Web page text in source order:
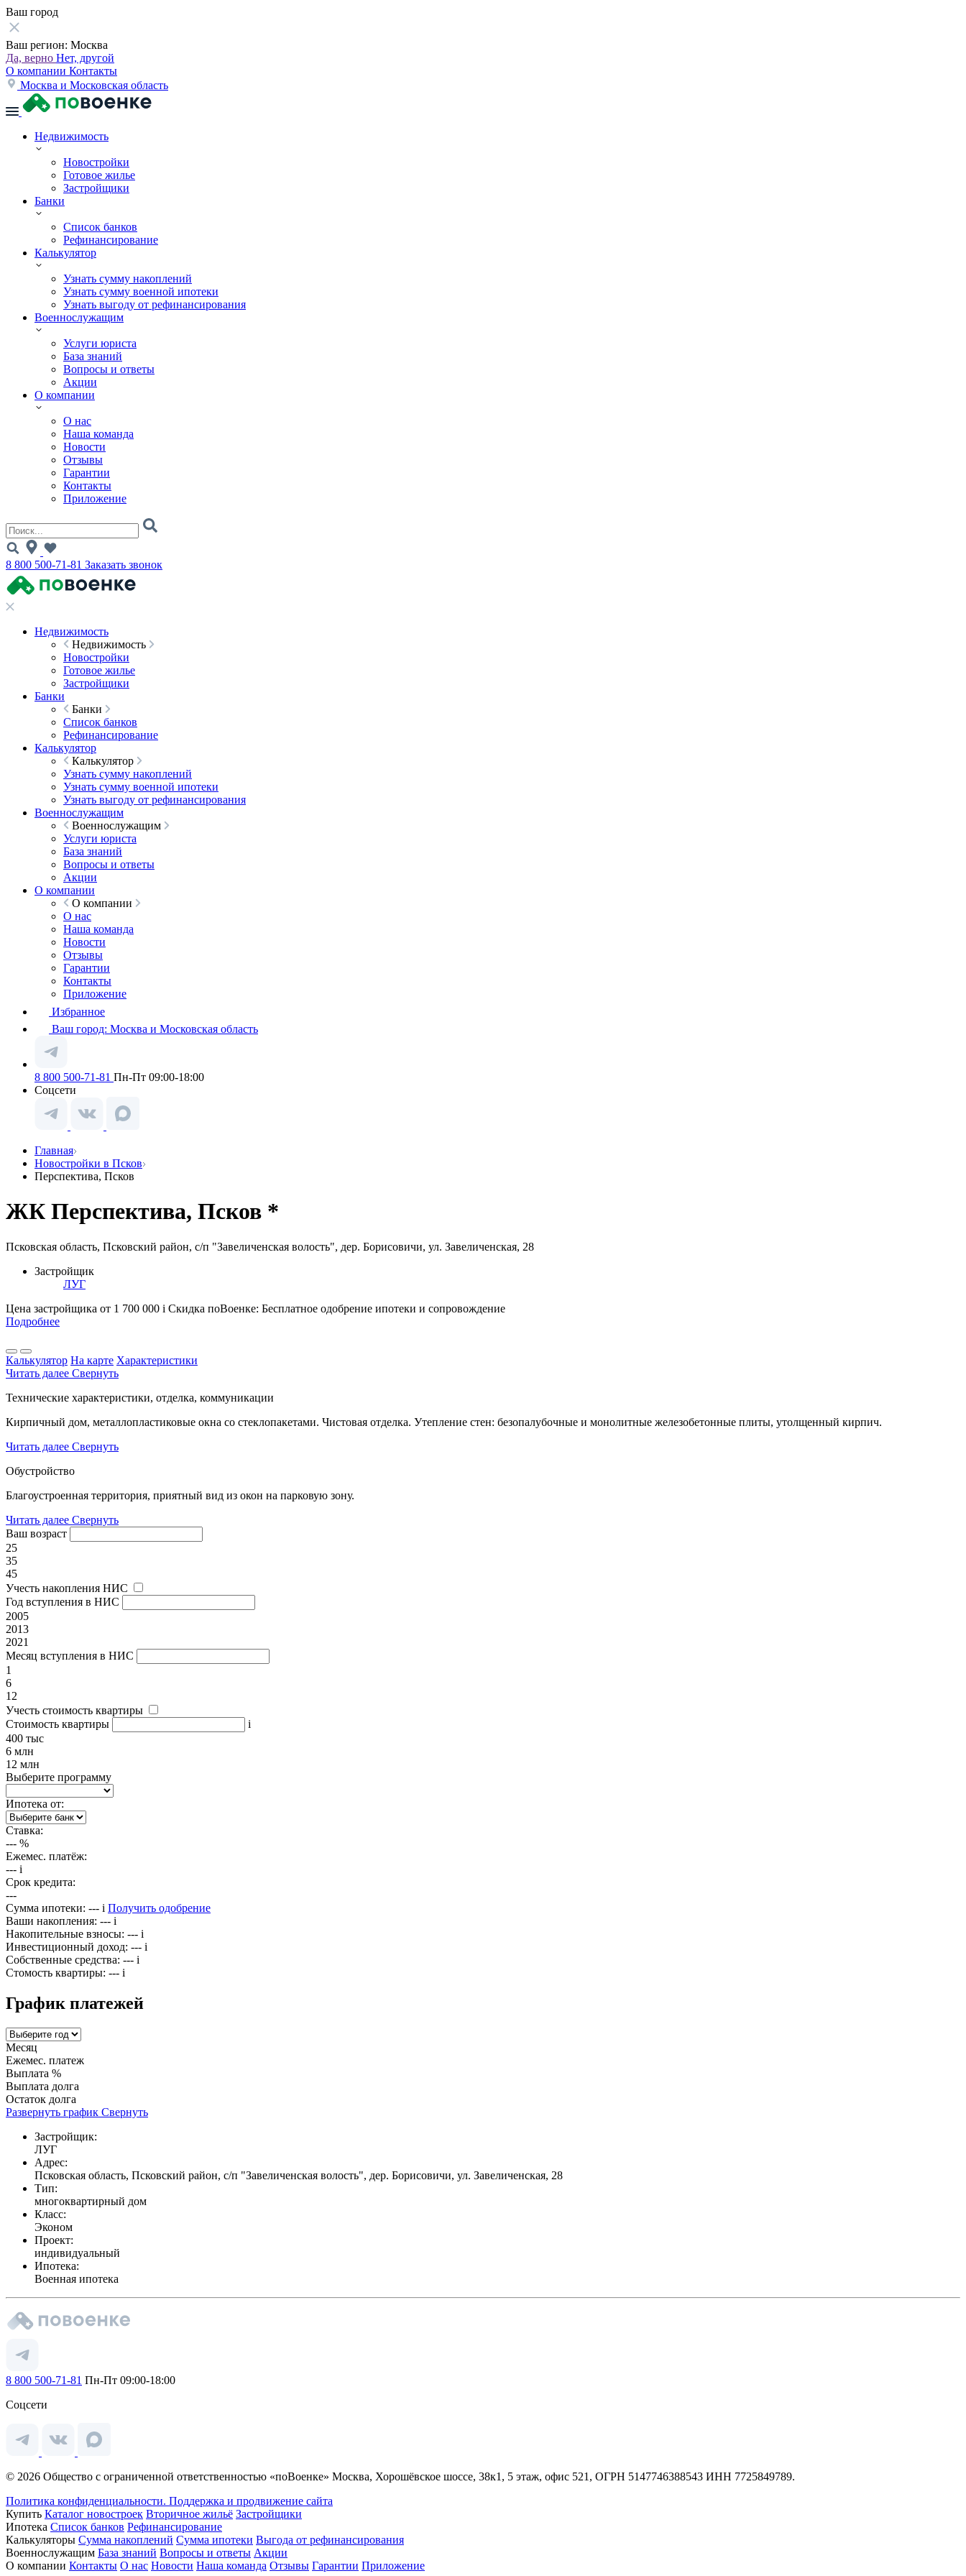
Ваш город
Ваш регион: Москва
Да, верно Нет, другой
О компании Контакты
Москва и Московская область
Недвижимость
Новостройки
Готовое жилье
Застройщики
Банки
Список банков
Рефинансирование
Калькулятор
Узнать сумму накоплений
Узнать сумму военной ипотеки
Узнать выгоду от рефинансирования
Военнослужащим
Услуги юриста
База знаний
Вопросы и ответы
Акции
О компании
О нас
Наша команда
Новости
Отзывы
Гарантии
Контакты
Приложение
8 800 500-71-81 Заказать звонок
Недвижимость
Недвижимость
Новостройки
Готовое жилье
Застройщики
Банки
Банки
Список банков
Рефинансирование
Калькулятор
Калькулятор
Узнать сумму накоплений
Узнать сумму военной ипотеки
Узнать выгоду от рефинансирования
Военнослужащим
Военнослужащим
Услуги юриста
База знаний
Вопросы и ответы
Акции
О компании
О компании
О нас
Наша команда
Новости
Отзывы
Гарантии
Контакты
Приложение
Избранное
Ваш город: Москва и Московская область
8 800 500-71-81 Пн-Пт 09:00-18:00
Соцсети
Главная
Новостройки в Псков
Перспектива, Псков
ЖК Перспектива, Псков *
Псковская область, Псковский район, с/п "Завеличенская волость", дер. Борисовичи, ул. Завеличенская, 28
Застройщик
ЛУГ
Цена застройщика от 1 700 000 i Скидка поВоенке: Бесплатное одобрение ипотеки и сопровождение
Подробнее
Калькулятор На карте Характеристики
Читать далее Свернуть
Технические характеристики, отделка, коммуникации
Кирпичный дом, металлопластиковые окна со стеклопакетами. Чистовая отделка. Утепление стен: безопалубочные и монолитные железобетонные плиты, утолщенный кирпич.
Читать далее Свернуть
Обустройство
Благоустроенная территория, приятный вид из окон на парковую зону.
Читать далее Свернуть
Ваш возраст
25
35
45
Учесть накопления НИС
Год вступления в НИС
2005
2013
2021
Месяц вступления в НИС
1
6
12
Учесть стоимость квартиры
Стоимость квартиры
i
400 тыс
6 млн
12 млн
Выберите программу
Ипотека от:
Ставка:
--- %
Ежемес. платёж:
--- i
Срок кредита:
---
Сумма ипотеки: --- i Получить одобрение
Ваши накопления: --- i
Накопительные взносы: --- i
Инвестиционный доход: --- i
Собственные средства: --- i
Стомость квартиры: --- i
График платежей
Месяц
Ежемес. платеж
Выплата %
Выплата долга
Остаток долга
Развернуть график Свернуть
Застройщик:
ЛУГ
Адрес:
Псковская область, Псковский район, с/п "Завеличенская волость", дер. Борисовичи, ул. Завеличенская, 28
Тип:
многоквартирный дом
Класс:
Эконом
Проект:
индивидуальный
Ипотека:
Военная ипотека
8 800 500-71-81 Пн-Пт 09:00-18:00
Соцсети
© 2026 Общество с ограниченной ответственностью «поВоенке» Москва, Хорошёвское шоссе, 38к1, 5 этаж, офис 521, ОГРН 5147746388543 ИНН 7725849789.
Политика конфиденциальности. Поддержка и продвижение сайта
Купить Каталог новостроек Вторичное жильё Застройщики
Ипотека Список банков Рефинансирование
Калькуляторы Сумма накоплений Сумма ипотеки Выгода от рефинансирования
Военнослужащим База знаний Вопросы и ответы Акции
О компании Контакты О нас Новости Наша команда Отзывы Гарантии Приложение